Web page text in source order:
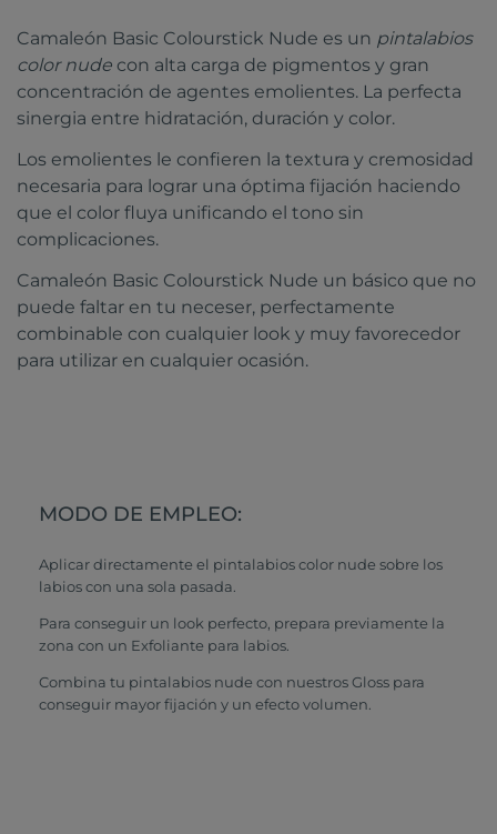
Camaleón Basic Colourstick Nude es un pintalabios
color nude con alta carga de pigmentos y gran
concentración de agentes emolientes. La perfecta
sinergia entre hidratación, duración y color.
Los emolientes le confieren la textura y cremosidad
necesaria para lograr una óptima fijación haciendo
que el color fluya unificando el tono sin
complicaciones.
Camaleón Basic Colourstick Nude un básico que no
puede faltar en tu neceser, perfectamente
combinable con cualquier look y muy favorecedor
para utilizar en cualquier ocasión.
MODO DE EMPLEO:
Aplicar directamente el pintalabios color nude sobre los
labios con una sola pasada.
Para conseguir un look perfecto, prepara previamente la
zona con un Exfoliante para labios.
Combina tu pintalabios nude con nuestros Gloss para
conseguir mayor fijación y un efecto volumen.